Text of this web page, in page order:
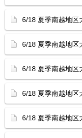
6/18 夏季南越地
6/18 夏季南越地
6/18 夏季南越地
6/18 夏季南越地
6/18 夏季南越地